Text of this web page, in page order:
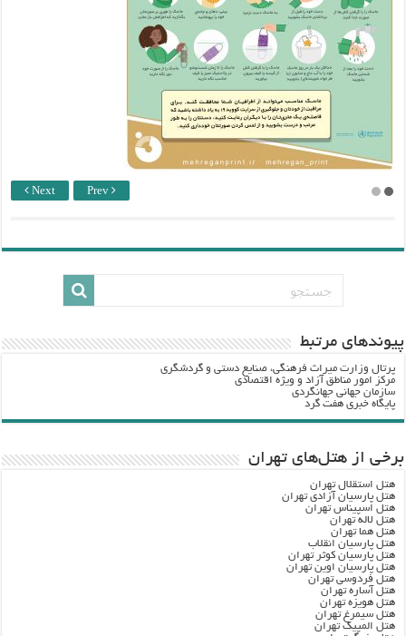
Next Prev
پيوندهاي مرتبط
پرتال وزارت ميراث فرهنگي، صنایع دستی و گردشگري
مرکز امور مناطق آزاد و ویژه اقتصادی
سازمان جهانی جهانگردی
پایگاه خبری هفت گرد
برخی از هتل‌های تهران
هتل استقلال تهران
هتل پارسیان آزادی تهران
هتل اسپیناس تهران
هتل لاله تهران
هتل هما تهران
هتل پارسیان انقلاب
هتل پارسیان کوثر تهران
هتل پارسیان اوین تهران
هتل فردوسی تهران
هتل آساره تهران
هتل هویزه تهران
هتل سیمرغ تهران
هتل المپیک تهران